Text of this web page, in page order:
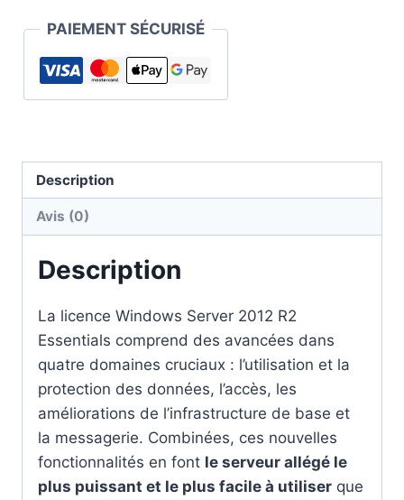
Windows
2012
R2
PAIEMENT SÉCURISÉ
Description
Avis (0)
Description
La licence Windows Server 2012 R2
Essentials comprend des avancées dans
quatre domaines cruciaux : l’utilisation et la
protection des données, l’accès, les
améliorations de l’infrastructure de base et
la messagerie. Combinées, ces nouvelles
fonctionnalités en font le serveur allégé le
plus puissant et le plus facile à utiliser que